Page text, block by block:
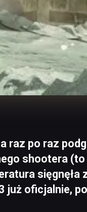
raz po raz
shootera
sięgnęła
już oficjalnie,